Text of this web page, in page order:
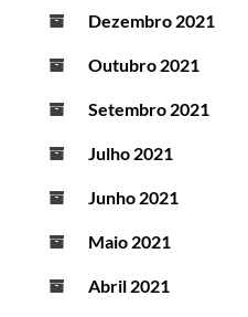
Dezembro 2021
Outubro 2021
Setembro 2021
Julho 2021
Junho 2021
Maio 2021
Abril 2021